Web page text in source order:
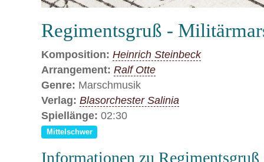
Regimentsgruß -
Komposition: Heinrich Steinbeck
Arrangement: Ralf Otte
Genre: Marschmusik
Verlag: Blasorchester Salinia
Spiellänge: 02:30
Mittelschwer
Informationen zu Regimentsgruß